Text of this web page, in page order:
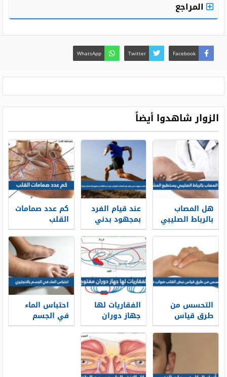
المراجع
Facebook
Twitter
WhatsApp
الزوار شاهدوا أيضاً
هل المصاب
بالرباط الصليبي
يستطيع المشي
عند قيام الفرد
بمجهود بدني
عنيف فإن
العضلات تحتاج
إلى مزيد من
الطاقة عن
طريق زيادة
معدل ضربات
القلب
كم عدد صمامات
القلب
التحسس من
طرق قياس
نبض القلب
صواب خطأ
الفقاريات لها
جهاز دوران
مفتوح
احتباس الماء
في الجسم
بالانجليزي